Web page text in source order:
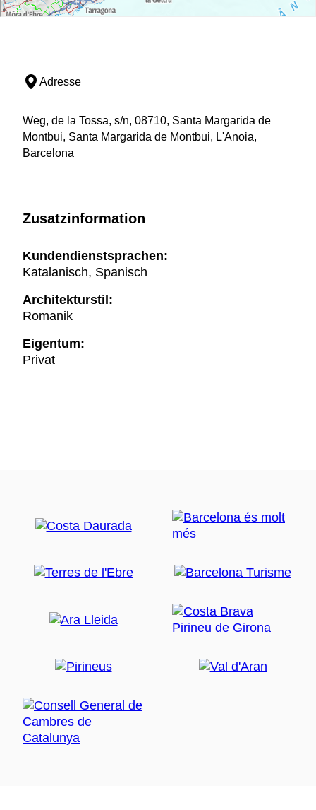
Adresse
Weg, de la Tossa, s/n, 08710, Santa Margarida de
Montbui, Santa Margarida de Montbui, L'Anoia,
Barcelona
Zusatzinformation
Kundendienstsprachen:
Katalanisch, Spanisch
Architekturstil:
Romanik
Eigentum:
Privat